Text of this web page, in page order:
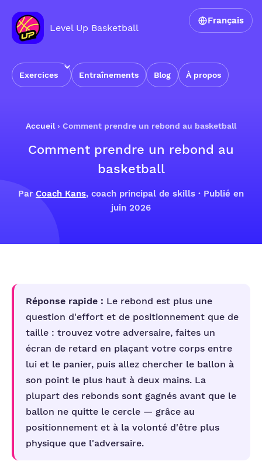
Level Up Basketball
Exercices Entraînements Blog À propos
Français
Accueil› Comment prendre un rebond au basketball
Comment prendre un rebond au
basketball
Par Coach Kans, coach principal de skills · Publié en
juin 2026
Réponse rapide : Le rebond est plus une
question d'effort et de positionnement que de
taille : trouvez votre adversaire, faites un
écran de retard en plaçant votre corps entre
lui et le panier, puis allez chercher le ballon à
son point le plus haut à deux mains. La
plupart des rebonds sont gagnés avant que le
ballon ne quitte le cercle — grâce au
positionnement et à la volonté d'être plus
physique que l'adversaire.